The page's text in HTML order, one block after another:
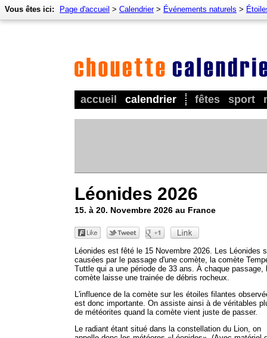
accueil calendrier fêtes sport
Vous êtes ici: Page d'accueil > Calendrier> Événements naturels >
Léonides 2026
15. à 20. Novembre 2026 au France
Léonides est fêté le 15 Novembre 2026. Les Léonides
causées par le passage d'une comète, la comète
Tuttle qui a une période de 33 ans. À chaque passage,
comète laisse une trainée de débris rocheux.
L'influence de la comète sur les étoiles filantes
est donc importante. On assiste ainsi à de véritables
de météorites quand la comète vient juste de passer.
Le radiant étant situé dans la constellation du Lion, on